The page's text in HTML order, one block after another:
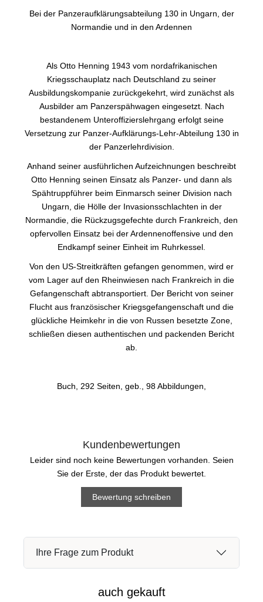
Bei der Panzeraufklärungsabteilung 130 in Ungarn, der
Normandie und in den Ardennen
Als Otto Henning 1943 vom nordafrikanischen
Kriegsschauplatz nach Deutschland zu seiner
Ausbildungskompanie zurückgekehrt, wird zunächst als
Ausbilder am Panzerspähwagen eingesetzt. Nach
bestandenem Unteroffizierslehrgang erfolgt seine
Versetzung zur Panzer-Aufklärungs-Lehr-Abteilung 130 in
der Panzerlehrdivision.
Anhand seiner ausführlichen Aufzeichnungen beschreibt
Otto Henning seinen Einsatz als Panzer- und dann als
Spähtruppführer beim Einmarsch seiner Division nach
Ungarn, die Hölle der Invasionsschlachten in der
Normandie, die Rückzugsgefechte durch Frankreich, den
opfervollen Einsatz bei der Ardennenoffensive und den
Endkampf seiner Einheit im Ruhrkessel.
Von den US-Streitkräften gefangen genommen, wird er
vom Lager auf den Rheinwiesen nach Frankreich in die
Gefangenschaft abtransportiert. Der Bericht von seiner
Flucht aus französischer Kriegsgefangenschaft und die
glückliche Heimkehr in die von Russen besetzte Zone,
schließen diesen authentischen und packenden Bericht
ab.
Buch, 292 Seiten, geb., 98 Abbildungen,
Kundenbewertungen
Leider sind noch keine Bewertungen vorhanden. Seien
Sie der Erste, der das Produkt bewertet.
Bewertung schreiben
Ihre Frage zum Produkt
auch gekauft